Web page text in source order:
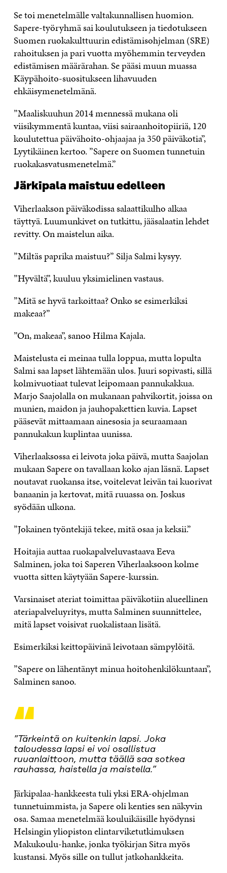
Se toi menetelmälle valtakunnallisen huomion.
Sapere-työryhmä sai koulutukseen ja tiedotukseen
Suomen ruokakulttuurin edistämisohjelman (SRE)
rahoituksen ja pari vuotta myöhemmin terveyden
edistämisen määrärahan. Se pääsi muun muassa
Käypähoito-suositukseen lihavuuden
ehkäisymenetelmänä.
”Maaliskuuhun 2014 mennessä mukana oli
viisikymmentä kuntaa, viisi sairaanhoitopiiriä, 120
koulutettua päivähoito-ohjaajaa ja 350 päiväkotia”,
Lyytikäinen kertoo. ”Sapere on Suomen tunnetuin
ruokakasvatusmenetelmä.”
Järkipala maistuu edelleen
Viherlaakson päiväkodissa salaattikulho alkaa
täyttyä. Luumunkivet on tutkittu, jääsalaatin lehdet
revitty. On maistelun aika.
”Miltäs paprika maistuu?” Silja Salmi kysyy.
”Hyvältä”, kuuluu yksimielinen vastaus.
”Mitä se hyvä tarkoittaa? Onko se esimerkiksi
makeaa?”
”On, makeaa”, sanoo Hilma Kajala.
Maistelusta ei meinaa tulla loppua, mutta lopulta
Salmi saa lapset lähtemään ulos. Juuri sopivasti, sillä
kolmivuotiaat tulevat leipomaan pannukakkua.
Marjo Saajolalla on mukanaan pahvikortit, joissa on
munien, maidon ja jauhopakettien kuvia. Lapset
pääsevät mittaamaan ainesosia ja seuraamaan
pannukakun kuplintaa uunissa.
Viherlaaksossa ei leivota joka päivä, mutta Saajolan
mukaan Sapere on tavallaan koko ajan läsnä. Lapset
noutavat ruokansa itse, voitelevat leivän tai kuorivat
banaanin ja kertovat, mitä ruuassa on. Joskus
syödään ulkona.
”Jokainen työntekijä tekee, mitä osaa ja keksii.”
Hoitajia auttaa ruokapalveluvastaava Eeva
Salminen, joka toi Saperen Viherlaaksoon kolme
vuotta sitten käytyään Sapere-kurssin.
Varsinaiset ateriat toimittaa päiväkotiin alueellinen
ateriapalveluyritys, mutta Salminen suunnittelee,
mitä lapset voisivat ruokalistaan lisätä.
Esimerkiksi keittopäivinä leivotaan sämpylöitä.
”Sapere on lähentänyt minua hoitohenkilökuntaan”,
Salminen sanoo.
“
”Tärkeintä on kuitenkin lapsi. Joka
taloudessa lapsi ei voi osallistua
ruuanlaittoon, mutta täällä saa sotkea
rauhassa, haistella ja maistella.”
Järkipalaa-hankkeesta tuli yksi ERA-ohjelman
tunnetuimmista, ja Sapere oli kenties sen näkyvin
osa. Samaa menetelmää kouluikäisille hyödynsi
Helsingin yliopiston elintarviketutkimuksen
Makukoulu-hanke, jonka työkirjan Sitra myös
kustansi. Myös sille on tullut jatkohankkeita.